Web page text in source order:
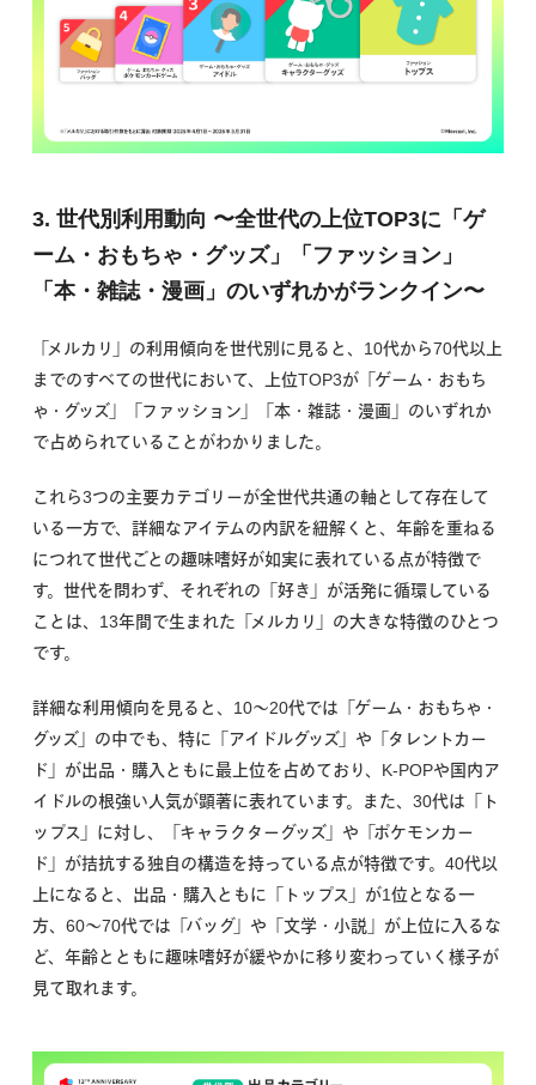
3. 世代別利用動向 〜全世代の上位TOP3に「ゲ
ーム・おもちゃ・グッズ」「ファッション」
「本・雑誌・漫画」のいずれかがランクイン〜
「メルカリ」の利用傾向を世代別に見ると、10代から70代以上
までのすべての世代において、上位TOP3が「ゲーム・おもち
ゃ・グッズ」「ファッション」「本・雑誌・漫画」のいずれか
で占められていることがわかりました。
これら3つの主要カテゴリーが全世代共通の軸として存在して
いる一方で、詳細なアイテムの内訳を紐解くと、年齢を重ねる
につれて世代ごとの趣味嗜好が如実に表れている点が特徴で
す。世代を問わず、それぞれの「好き」が活発に循環している
ことは、13年間で生まれた「メルカリ」の大きな特徴のひとつ
です。
詳細な利用傾向を見ると、10〜20代では「ゲーム・おもちゃ・
グッズ」の中でも、特に「アイドルグッズ」や「タレントカー
ド」が出品・購入ともに最上位を占めており、K-POPや国内ア
イドルの根強い人気が顕著に表れています。また、30代は「ト
ップス」に対し、「キャラクターグッズ」や「ポケモンカー
ド」が拮抗する独自の構造を持っている点が特徴です。40代以
上になると、出品・購入ともに「トップス」が1位となる一
方、60〜70代では「バッグ」や「文学・小説」が上位に入るな
ど、年齢とともに趣味嗜好が緩やかに移り変わっていく様子が
見て取れます。